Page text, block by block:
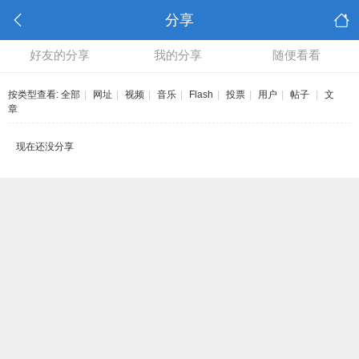
分享
好友的分享 我的分享 随便看看
按类型查看: 全部 网址 视频 音乐 Flash 投票 用户 帖子
文
章
现在还没分享